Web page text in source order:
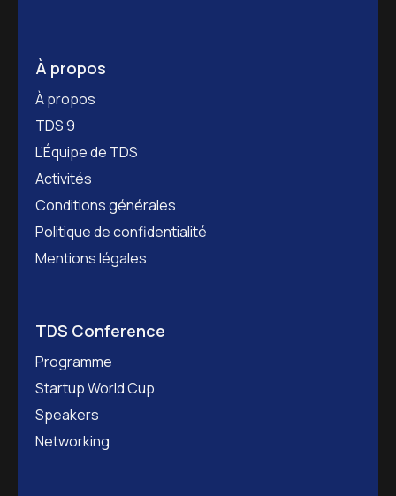
À propos
À propos
TDS 9
L’Équipe de TDS
Activités
Conditions générales
Politique de confidentialité
Mentions légales
TDS Conference
Programme
Startup World Cup
Speakers
Networking